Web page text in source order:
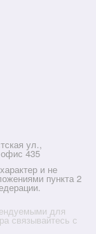
ул.,
435
и не
пункта 2
для
связывайтесь с